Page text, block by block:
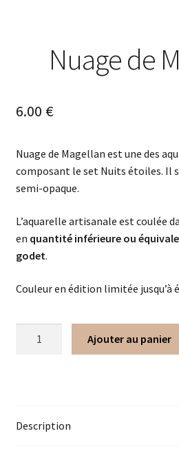
Nuage de
6.00 €
Nuage de Magellan est une des
composant le set Nuits étoiles. Il
semi-opaque.
L’aquarelle artisanale est coulée
en quantité inférieure ou
godet.
Couleur en édition limitée jusqu’à
Ajouter au panier
Description